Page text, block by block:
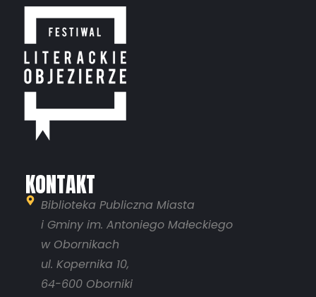
KONTAKT
Biblioteka Publiczna Miasta
i Gminy im. Antoniego Małeckiego
w Obornikach
ul. Kopernika 10,
64-600 Oborniki